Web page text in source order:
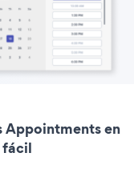
Appointments en
fácil